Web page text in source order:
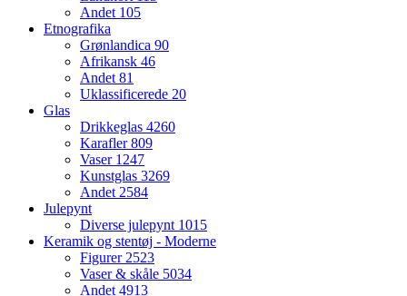
Andet 105
Etnografika
Grønlandica 90
Afrikansk 46
Andet81
Uklassificerede 20
Glas
Drikkeglas 4260
Karafler809
Vaser 1247
Kunstglas 3269
Andet2584
Julepynt
Diverse julepynt 1015
Keramik og stentøj - Moderne
Figurer2523
Vaser & skåle 5034
Andet4913